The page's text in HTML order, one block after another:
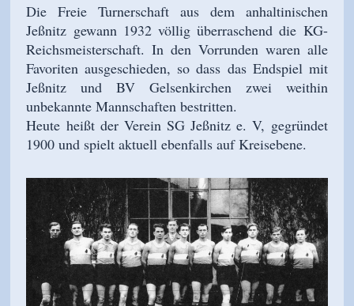
Die Freie Turnerschaft aus dem anhaltinischen
Jeßnitz gewann 1932 völlig überraschend die KG-
Reichsmeisterschaft. In den Vorrunden waren alle
Favoriten ausgeschieden, so dass das Endspiel mit
Jeßnitz und BV Gelsenkirchen zwei weithin
unbekannte Mannschaften bestritten.
Heute heißt der Verein SG Jeßnitz e. V, gegründet
1900 und spielt aktuell ebenfalls auf Kreisebene.